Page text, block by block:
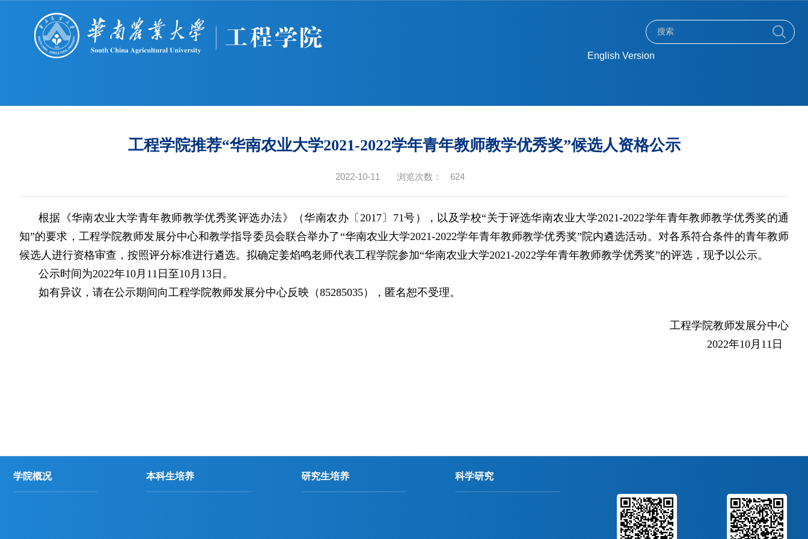
English Version
工程学院推荐“华南农业大学2021-2022学年青年教师教学优秀奖”候选人资格公示
2022-10-11 浏览次数： 624
根据《华南农业大学青年教师教学优秀奖评选办法》（华南农办〔 2017〕 71号），以及学校“关于评选华南农业大学2021-2022学年青年教师教学优秀奖的通
知”的要求，工程学院教师发展分中心和教学指导委员会联合举办了“华南农业大学2021-2022学年青年教师教学优秀奖”院内遴选活动。对各系符合条件的青年教师
候选人进行资格审查，按照评分标准进行遴选。拟确定姜焰鸣老师代表工程学院参加“华南农业大学2021-2022学年青年教师教学优秀奖”的评选，现予以公示。
公示时间为2022年10月 11 日至10月 13日。
如有异议，请在公示期间向工程学院教师发展分中心反映（85285035），匿名恕不受理。
工程学院教师发展分中心
2022年10月 11 日
学院概况 本科生培养 研究生培养 科学研究